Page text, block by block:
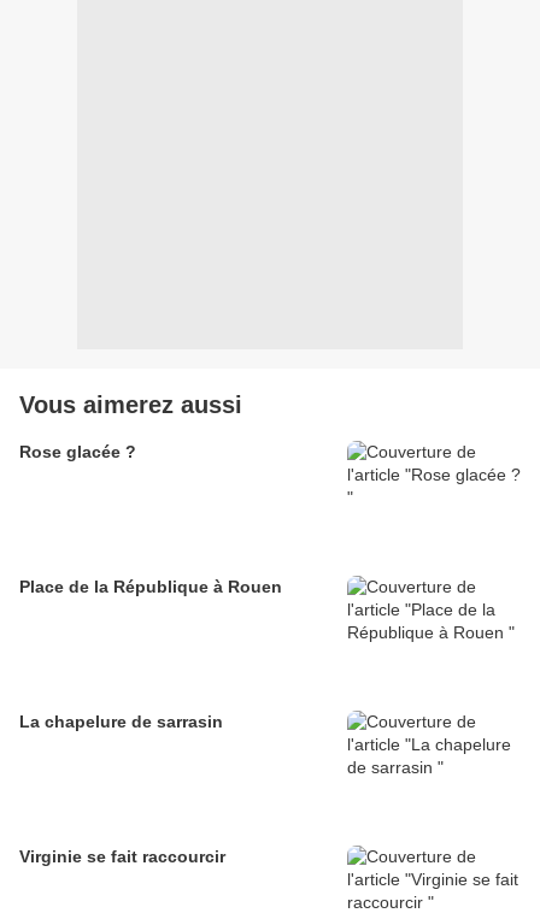
Vous aimerez aussi
Rose glacée ?
Place de la République à Rouen
La chapelure de sarrasin
Virginie se fait raccourcir